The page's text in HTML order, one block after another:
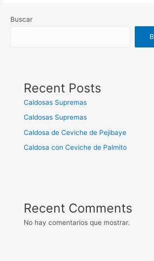
Buscar
Recent Posts
Caldosas Supremas
Caldosas Supremas
Caldosa de Ceviche de Pejibaye
Caldosa con Ceviche de Palmito
Recent Comments
No hay comentarios que mostrar.